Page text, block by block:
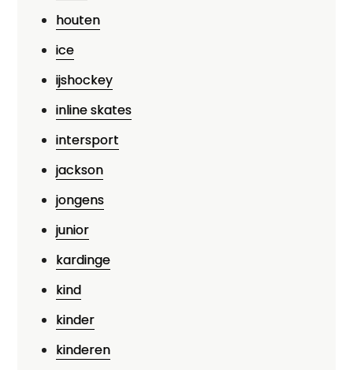
houten
ice
ijshockey
inline skates
intersport
jackson
jongens
junior
kardinge
kind
kinder
kinderen